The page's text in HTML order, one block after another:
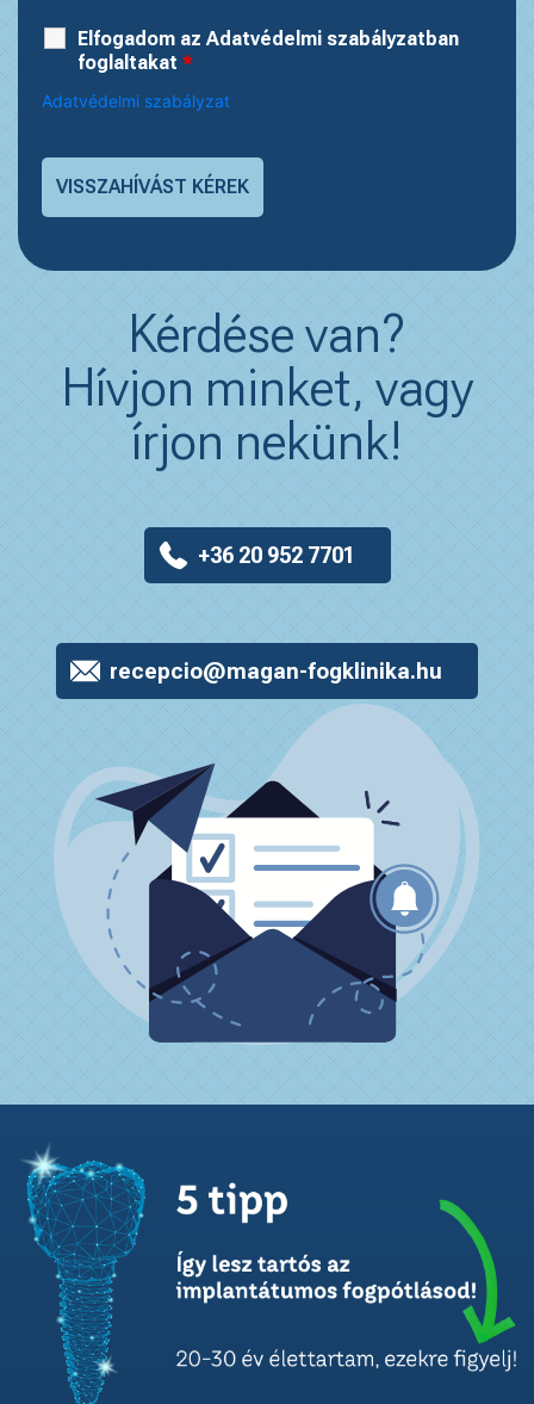
Elfogadom az Adatvédelmi szabályzatban
foglaltakat *
Adatvédelmi szabályzat
Kérdése van?
Hívjon minket, vagy
írjon nekünk!
+36 20 952 7701
recepcio@magan-fogklinika.hu